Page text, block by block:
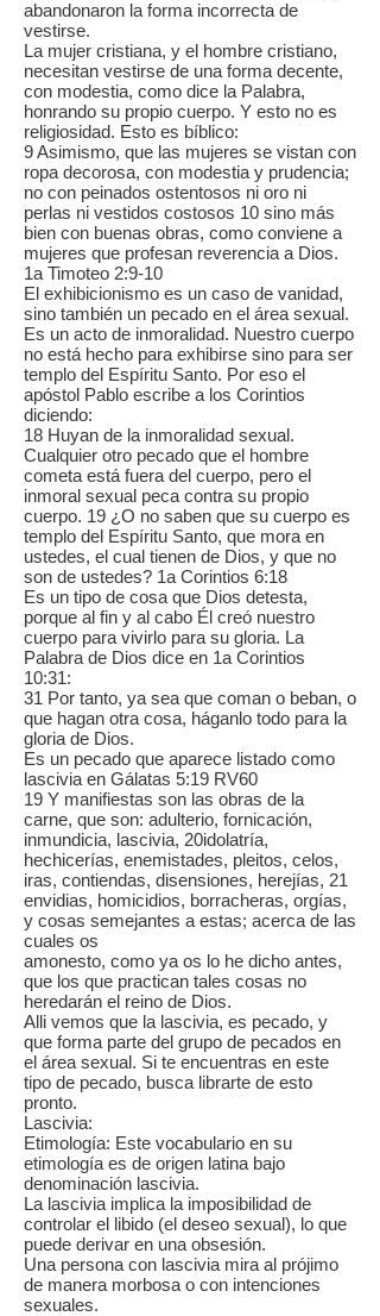
abandonaron la forma incorrecta de
vestirse.
La mujer cristiana, y el hombre cristiano,
necesitan vestirse de una forma decente,
con modestia, como dice la Palabra,
honrando su propio cuerpo. Y esto no es
religiosidad. Esto es bíblico:
9 Asimismo, que las mujeres se vistan con
ropa decorosa, con modestia y prudencia;
no con peinados ostentosos ni oro ni
perlas ni vestidos costosos 10 sino más
bien con buenas obras, como conviene a
mujeres que profesan reverencia a Dios.
1a Timoteo 2:9-10
El exhibicionismo es un caso de vanidad,
sino también un pecado en el área sexual.
Es un acto de inmoralidad. Nuestro cuerpo
no está hecho para exhibirse sino para ser
templo del Espíritu Santo. Por eso el
apóstol Pablo escribe a los Corintios
diciendo:
18 Huyan de la inmoralidad sexual.
Cualquier otro pecado que el hombre
cometa está fuera del cuerpo, pero el
inmoral sexual peca contra su propio
cuerpo. 19 ¿O no saben que su cuerpo es
templo del Espíritu Santo, que mora en
ustedes, el cual tienen de Dios, y que no
son de ustedes? 1a Corintios 6:18
Es un tipo de cosa que Dios detesta,
porque al fin y al cabo Él creó nuestro
cuerpo para vivirlo para su gloria. La
Palabra de Dios dice en 1a Corintios
10:31:
31 Por tanto, ya sea que coman o beban, o
que hagan otra cosa, háganlo todo para la
gloria de Dios.
Es un pecado que aparece listado como
lascivia en Gálatas 5:19 RV60
19 Y manifiestas son las obras de la
carne, que son: adulterio, fornicación,
inmundicia, lascivia, 20idolatría,
hechicerías, enemistades, pleitos, celos,
iras, contiendas, disensiones, herejías, 21
envidias, homicidios, borracheras, orgías,
y cosas semejantes a estas; acerca de las
cuales os
amonesto, como ya os lo he dicho antes,
que los que practican tales cosas no
heredarán el reino de Dios.
Alli vemos que la lascivia, es pecado, y
que forma parte del grupo de pecados en
el área sexual. Si te encuentras en este
tipo de pecado, busca librarte de esto
pronto.
Lascivia:
Etimología: Este vocabulario en su
etimología es de origen latina bajo
denominación lascivia.
La lascivia implica la imposibilidad de
controlar el libido (el deseo sexual), lo que
puede derivar en una obsesión.
Una persona con lascivia mira al prójimo
de manera morbosa o con intenciones
sexuales.